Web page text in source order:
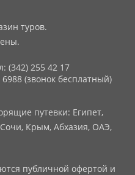
туров.
(342) 255 42 17
(звонок бесплатный)
путевки: Египет,
Крым, Абхазия, ОАЭ,
публичной офертой и